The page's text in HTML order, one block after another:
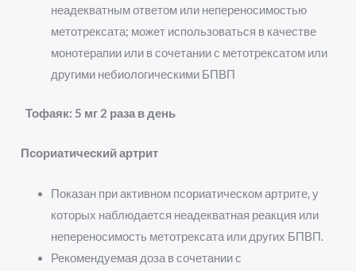
неадекватным ответом или непереносимостью
метотрексата; может использоваться в качестве
монотерапии или в сочетании с метотрексатом или
другими небиологическими БПВП
Тофаяк: 5 мг 2 раза в день
Псориатический артрит
Показан при активном псориатическом артрите, у
которых наблюдается неадекватная реакция или
непереносимость метотрексата или других БПВП.
Рекомендуемая доза в сочетании с